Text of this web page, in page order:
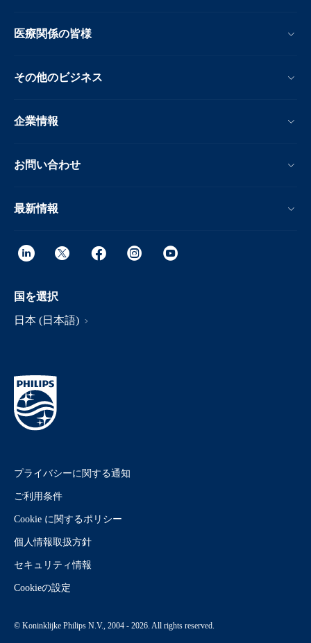
医療関係の皆様
その他のビジネス
企業情報
お問い合わせ
最新情報
国を選択
日本 (日本語)
プライバシーに関する通知
ご利用条件
Cookie に関するポリシー
個人情報取扱方針
セキュリティ情報
Cookieの設定
© Koninklijke Philips N.V., 2004 - 2026. All rights reserved.